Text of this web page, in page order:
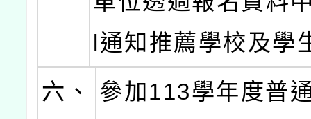
l通知推薦學校及學
六、
參加113學年度普